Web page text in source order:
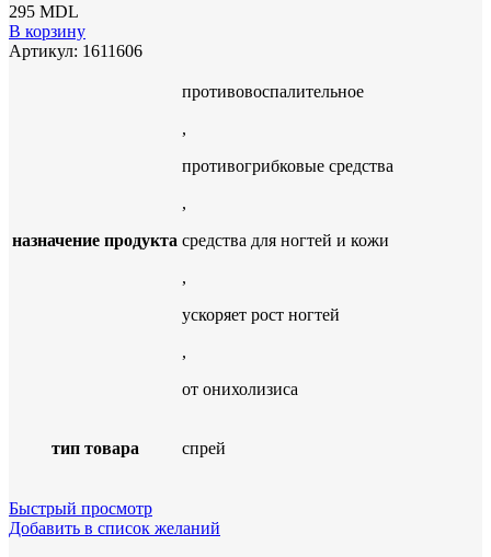
295 MDL
В корзину
Артикул: 1611606
назначение продукта
противовоспалительное
,
противогрибковые средства
,
средства для ногтей и кожи
,
ускоряет рост ногтей
,
от онихолизиса
тип товара спрей
Быстрый просмотр
Добавить в список желаний